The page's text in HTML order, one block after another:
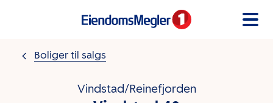
Boliger til salgs
Vindstad/Reinefjorden